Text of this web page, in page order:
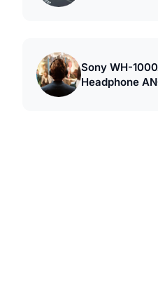
Sony WH-
Headphone